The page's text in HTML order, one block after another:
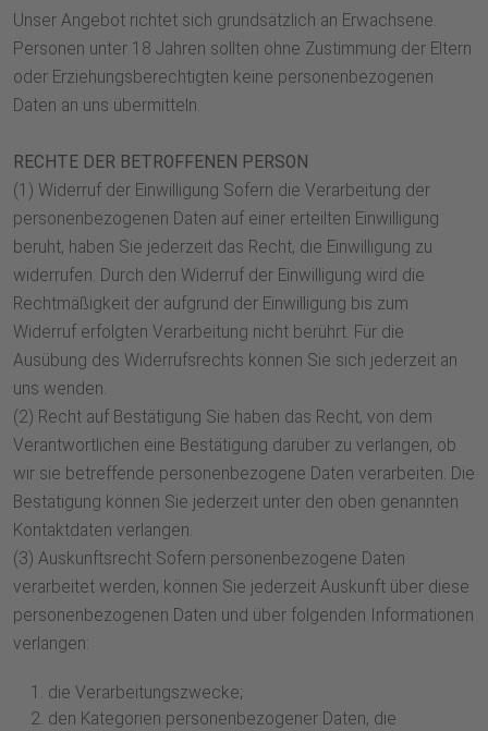
Unser Angebot richtet sich grundsätzlich an Erwachsene.
Personen unter 18 Jahren sollten ohne Zustimmung der Eltern
oder Erziehungsberechtigten keine personenbezogenen
Daten an uns übermitteln.
RECHTE DER BETROFFENEN PERSON
(1) Widerruf der Einwilligung Sofern die Verarbeitung der
personenbezogenen Daten auf einer erteilten Einwilligung
beruht, haben Sie jederzeit das Recht, die Einwilligung zu
widerrufen. Durch den Widerruf der Einwilligung wird die
Rechtmäßigkeit der aufgrund der Einwilligung bis zum
Widerruf erfolgten Verarbeitung nicht berührt. Für die
Ausübung des Widerrufsrechts können Sie sich jederzeit an
uns wenden.
(2) Recht auf Bestätigung Sie haben das Recht, von dem
Verantwortlichen eine Bestätigung darüber zu verlangen, ob
wir sie betreffende personenbezogene Daten verarbeiten. Die
Bestätigung können Sie jederzeit unter den oben genannten
Kontaktdaten verlangen.
(3) Auskunftsrecht Sofern personenbezogene Daten
verarbeitet werden, können Sie jederzeit Auskunft über diese
personenbezogenen Daten und über folgenden Informationen
verlangen:
die Verarbeitungszwecke;
den Kategorien personenbezogener Daten, die